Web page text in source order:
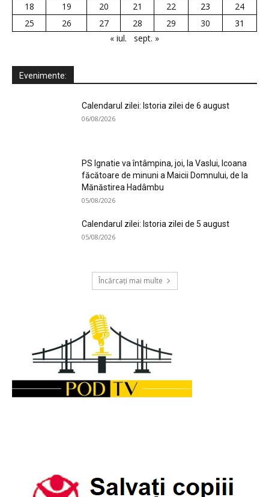
18
19 20 21 22 23
24
25
26 27 28 29 30
31
« iul.
sept. »
Evenimente:
Calendarul zilei: Istoria zilei de 6 august
06/08/2026
PS Ignatie va întâmpina, joi, la Vaslui, Icoana
făcătoare de minuni a Maicii Domnului, de la
Mănăstirea Hadâmbu
05/08/2026
Calendarul zilei: Istoria zilei de 5 august
05/08/2026
Încărcați mai multe